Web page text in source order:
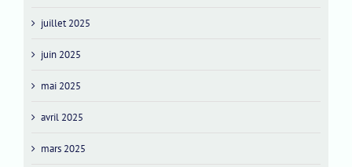
juillet 2025
juin 2025
mai 2025
avril 2025
mars 2025